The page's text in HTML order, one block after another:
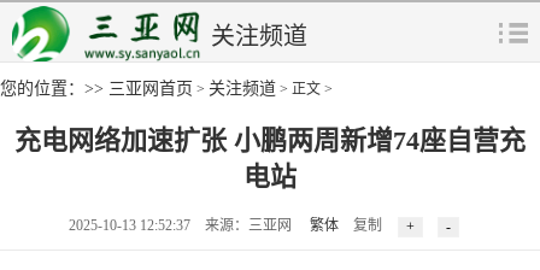
关注频道
您的位置：>> 三亚网首页 > 关注频道 > 正文 >
充电网络加速扩张 小鹏两周新增74座自营充
电站
2025-10-13 12:52:37 来源：三亚网 繁体 复制